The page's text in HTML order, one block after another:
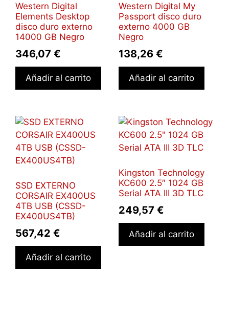
Western Digital
Elements Desktop
disco duro externo
14000 GB Negro
346,07 €
Añadir al carrito
Western Digital My
Passport disco duro
externo 4000 GB
Negro
138,26 €
Añadir al carrito
SSD EXTERNO
CORSAIR EX400US
4TB USB (CSSD-
EX400US4TB)
567,42 €
Añadir al carrito
Kingston Technology
KC600 2.5″ 1024 GB
Serial ATA III 3D TLC
249,57 €
Añadir al carrito